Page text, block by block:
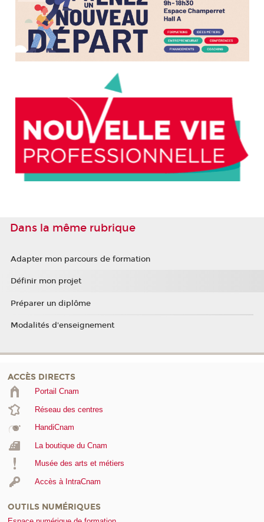
Dans la même rubrique
Adapter mon parcours de formation
Définir mon projet
Préparer un diplôme
Modalités d'enseignement
ACCÈS DIRECTS
Portail Cnam
Réseau des centres
HandiCnam
La boutique du Cnam
Musée des arts et métiers
Accès à IntraCnam
OUTILS NUMÉRIQUES